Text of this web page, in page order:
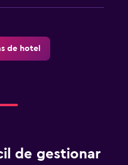
de hotel
de gestionar